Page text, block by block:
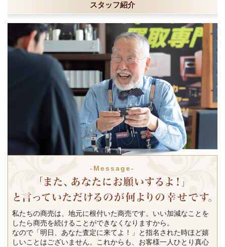
スタッフ紹介
-Message-
私たちの商売は、地元に根付いた商売です。いい加減なことを
したら商売を続けることができなくなりますから。
なので「明日、あなた査定に来てよ！」と指名された時ほど嬉
しいことはございません。これからも、お客様一人ひとり真心